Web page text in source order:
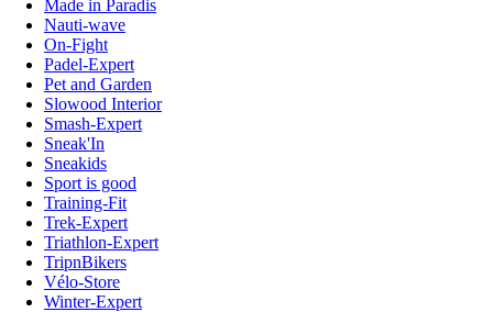
Made in Paradis
Nauti-wave
On-Fight
Padel-Expert
Pet and Garden
Slowood Interior
Smash-Expert
Sneak'In
Sneakids
Sport is good
Training-Fit
Trek-Expert
Triathlon-Expert
TripnBikers
Vélo-Store
Winter-Expert